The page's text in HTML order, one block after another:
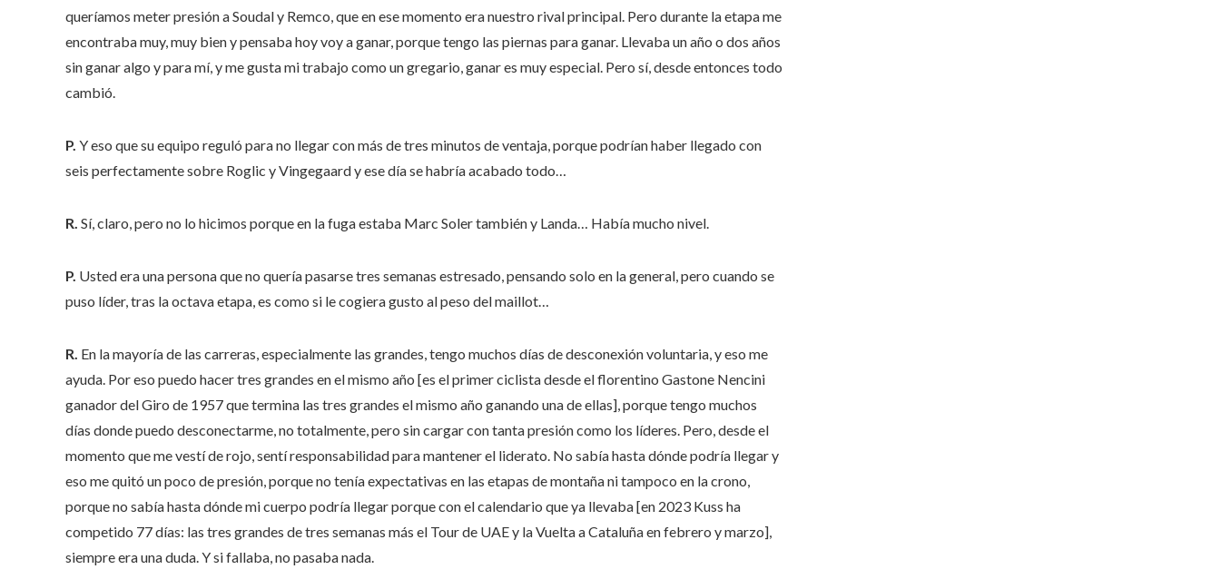
queríamos meter presión a Soudal y Remco, que en ese momento era nuestro rival principal. Pero durante la etapa me
encontraba muy, muy bien y pensaba hoy voy a ganar, porque tengo las piernas para ganar. Llevaba un año o dos años
sin ganar algo y para mí, y me gusta mi trabajo como un gregario, ganar es muy especial. Pero sí, desde entonces todo
cambió.
P. Y eso que su equipo reguló para no llegar con más de tres minutos de ventaja, porque podrían haber llegado con
seis perfectamente sobre Roglic y Vingegaard y ese día se habría acabado todo…
R. Sí, claro, pero no lo hicimos porque en la fuga estaba Marc Soler también y Landa… Había mucho nivel.
P. Usted era una persona que no quería pasarse tres semanas estresado, pensando solo en la general, pero cuando se
puso líder, tras la octava etapa, es como si le cogiera gusto al peso del maillot…
R. En la mayoría de las carreras, especialmente las grandes, tengo muchos días de desconexión voluntaria, y eso me
ayuda. Por eso puedo hacer tres grandes en el mismo año [es el primer ciclista desde el florentino Gastone Nencini
ganador del Giro de 1957 que termina las tres grandes el mismo año ganando una de ellas], porque tengo muchos
días donde puedo desconectarme, no totalmente, pero sin cargar con tanta presión como los líderes. Pero, desde el
momento que me vestí de rojo, sentí responsabilidad para mantener el liderato. No sabía hasta dónde podría llegar y
eso me quitó un poco de presión, porque no tenía expectativas en las etapas de montaña ni tampoco en la crono,
porque no sabía hasta dónde mi cuerpo podría llegar porque con el calendario que ya llevaba [en 2023 Kuss ha
competido 77 días: las tres grandes de tres semanas más el Tour de UAE y la Vuelta a Cataluña en febrero y marzo],
siempre era una duda. Y si fallaba, no pasaba nada.